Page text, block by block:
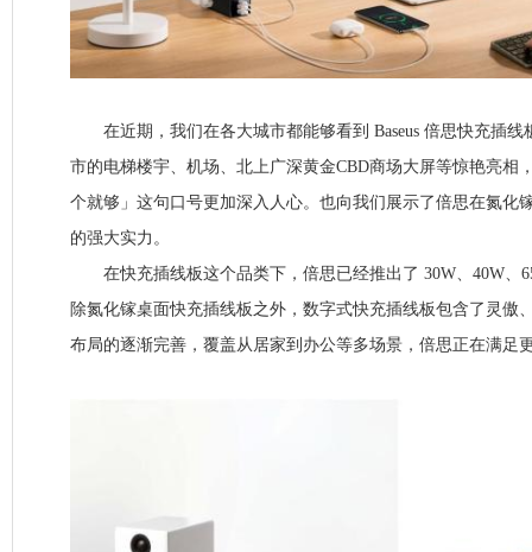
在近期，我们在各大城市都能够看到 Baseus 倍思快充插线
市的电梯楼宇、机场、北上广深黄金CBD商场大屏等惊艳亮相
个就够」这句口号更加深入人心。也向我们展示了倍思在氮化
的强大实力。
在快充插线板这个品类下，倍思已经推出了 30W、40W、
除氮化镓桌面快充插线板之外，数字式快充插线板包含了灵傲
布局的逐渐完善，覆盖从居家到办公等多场景，倍思正在满足